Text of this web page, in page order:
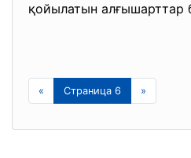
қойылатын алғышарттар
« Страница 6 »